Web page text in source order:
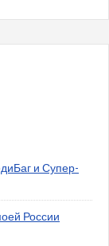
и Супер-
России